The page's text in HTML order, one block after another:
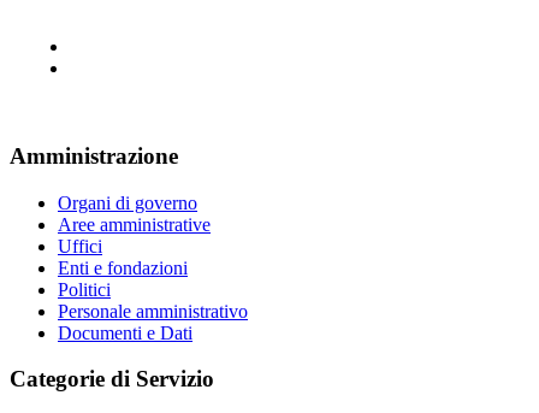
Amministrazione
Organi di governo
Aree amministrative
Uffici
Enti e fondazioni
Politici
Personale amministrativo
Documenti e Dati
Categorie di Servizio